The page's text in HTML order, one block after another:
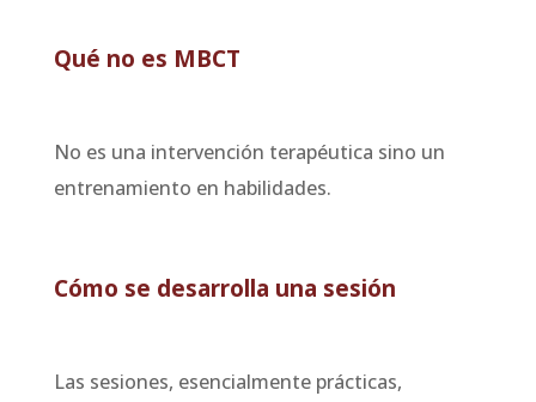
Qué no es MBCT
No es una intervención terapéutica sino un
entrenamiento en habilidades.
Cómo se desarrolla una sesión
Las sesiones, esencialmente prácticas,